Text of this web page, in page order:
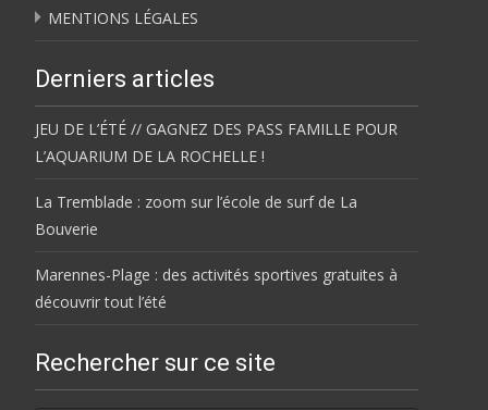
MENTIONS LÉGALES
Derniers articles
JEU DE L’ÉTÉ // GAGNEZ DES PASS FAMILLE POUR
L’AQUARIUM DE LA ROCHELLE !
La Tremblade : zoom sur l’école de surf de La
Bouverie
Marennes-Plage : des activités sportives gratuites à
découvrir tout l’été
Rechercher sur ce site